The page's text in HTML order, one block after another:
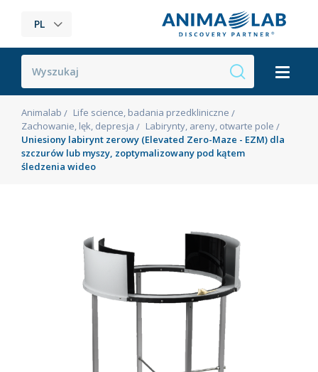
PL
Animalab
Life science, badania przedkliniczne
Zachowanie, lęk, depresja
Labirynty, areny, otwarte pole
Uniesiony labirynt zerowy (Elevated Zero-Maze - EZM) dla
szczurów lub myszy, zoptymalizowany pod kątem
śledzenia wideo